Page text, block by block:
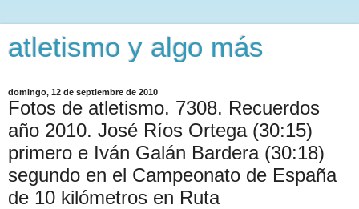
atletismo y algo más
domingo, 12 de septiembre de 2010
Fotos de atletismo. 7308. Recuerdos
año 2010. José Ríos Ortega (30:15)
primero e Iván Galán Bardera (30:18)
segundo en el Campeonato de España
de 10 kilómetros en Ruta